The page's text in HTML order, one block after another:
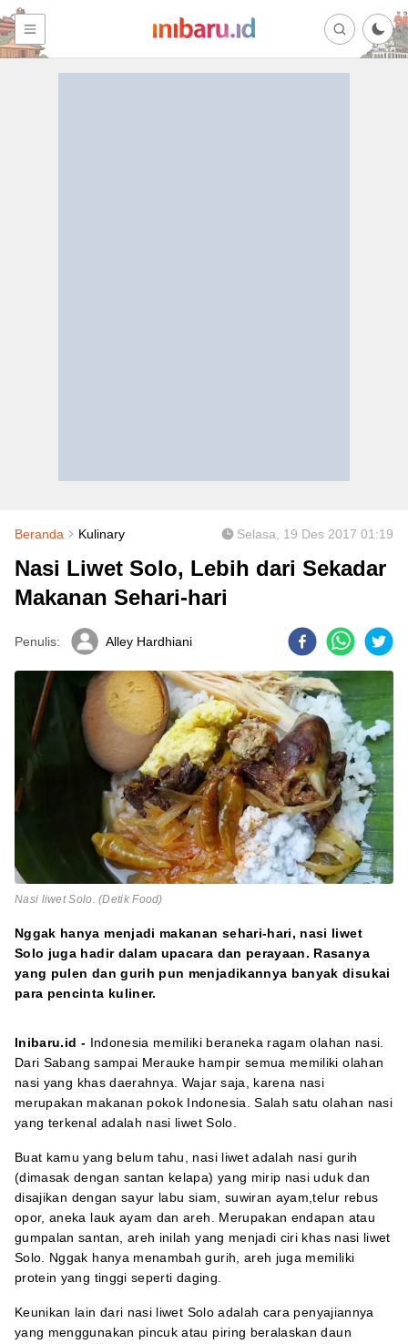
Beranda Kulinary Selasa, 19 Des 2017 01:19
Nasi Liwet Solo, Lebih dari Sekadar
Makanan Sehari-hari
Penulis: Alley Hardhiani
Nasi liwet Solo. (Detik Food)
Nggak hanya menjadi makanan sehari-hari, nasi liwet
Solo juga hadir dalam upacara dan perayaan. Rasanya
yang pulen dan gurih pun menjadikannya banyak disukai
para pencinta kuliner.
Inibaru.id - Indonesia memiliki beraneka ragam olahan nasi.
Dari Sabang sampai Merauke hampir semua memiliki olahan
nasi yang khas daerahnya. Wajar saja, karena nasi
merupakan makanan pokok Indonesia. Salah satu olahan nasi
yang terkenal adalah nasi liwet Solo.
Buat kamu yang belum tahu, nasi liwet adalah nasi gurih
(dimasak dengan santan kelapa) yang mirip nasi uduk dan
disajikan dengan sayur labu siam, suwiran ayam,telur rebus
opor, aneka lauk ayam dan areh. Merupakan endapan atau
gumpalan santan, areh inilah yang menjadi ciri khas nasi liwet
Solo. Nggak hanya menambah gurih, areh juga memiliki
protein yang tinggi seperti daging.
Keunikan lain dari nasi liwet Solo adalah cara penyajiannya
yang menggunakan pincuk atau piring beralaskan daun